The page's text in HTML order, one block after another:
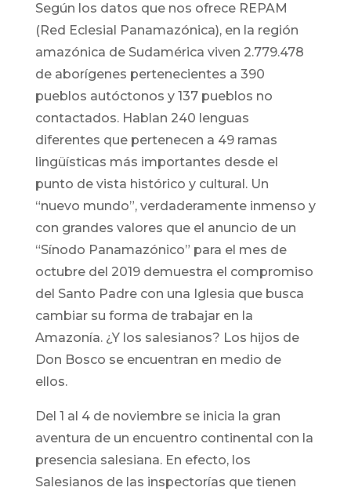
Según los datos que nos ofrece REPAM
(Red Eclesial Panamazónica), en la región
amazónica de Sudamérica viven 2.779.478
de aborígenes pertenecientes a 390
pueblos autóctonos y 137 pueblos no
contactados. Hablan 240 lenguas
diferentes que pertenecen a 49 ramas
lingüísticas más importantes desde el
punto de vista histórico y cultural. Un
“nuevo mundo”, verdaderamente inmenso y
con grandes valores que el anuncio de un
“Sínodo Panamazónico” para el mes de
octubre del 2019 demuestra el compromiso
del Santo Padre con una Iglesia que busca
cambiar su forma de trabajar en la
Amazonía. ¿Y los salesianos? Los hijos de
Don Bosco se encuentran en medio de
ellos.
Del 1 al 4 de noviembre se inicia la gran
aventura de un encuentro continental con la
presencia salesiana. En efecto, los
Salesianos de las inspectorías que tienen